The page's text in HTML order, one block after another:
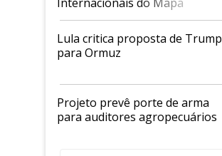
Lula critica proposta de Trump
para Ormuz
Projeto prevê porte de arma
para auditores agropecuários